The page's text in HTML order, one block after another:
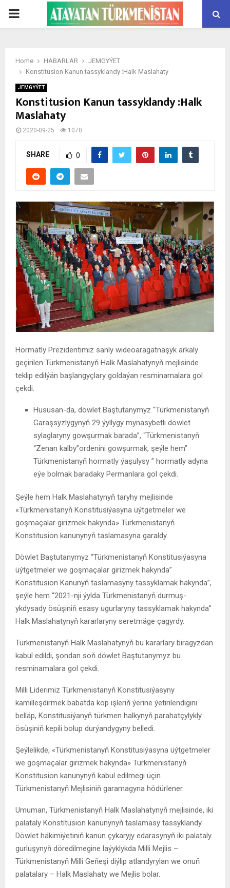
PRIMARY
Home HABARLAR
JEMGYÝET
Konstitusion Kanun tassyklandy :Halk Maslahaty
JEMGYÝET
Konstitusion Kanun tassyklandy :Halk
Maslahaty
2020-09-25 1070
SHARE 0
Hormatly Prezidentimiz sanly wideoaragatnaşyk arkaly
geçirilen Türkmenistanyň Halk Maslahatynyň mejlisinde
teklip edilýän başlangyçlary goldaýan resminamalara gol
çekdi.
Hususan-da, döwlet Baştutanymyz “Türkmenistanyň
Garaşsyzlygynyň 29 ýyllygy mynasybetli döwlet
sylaglaryny gowşurmak barada”, “Türkmenistanyň
“Zenan kalby”ordenini gowşurmak, şeýle hem”
Türkmenistanyň hormatly ýaşulysy ” hormatly adyna
eýe bolmak baradaky Permanlara gol çekdi.
Şeýle hem Halk Maslahatynyň taryhy mejlisinde
«Türkmenistanyň Konstitusiýasyna üýtgetmeler we
goşmaçalar girizmek hakynda» Türkmenistanyň
Konstitusion kanunynyň taslamasyna garaldy.
Döwlet Baştutanymyz “Türkmenistanyň Konstitusiýasyna
üýtgetmeler we goşmaçalar girizmek hakynda”
Konstitusion Kanunyň taslamasyny tassyklamak hakynda”,
şeýle hem “2021-nji ýylda Türkmenistanyň durmuş-
ykdysady ösüşiniň esasy ugurlaryny tassyklamak hakynda”
Halk Maslahatynyň kararlaryny seretmäge çagyrdy.
Türkmenistanyň Halk Maslahatynyň bu kararlary biragyzdan
kabul edildi, şondan soň döwlet Baştutanymyz bu
resminamalara gol çekdi.
Milli Liderimiz Türkmenistanyň Konstitusiýasyny
kämilleşdirmek babatda köp işleriň ýerine ýetirilendigini
belläp, Konstitusiýanyň türkmen halkynyň parahatçylykly
ösüşiniň kepili bolup durýandygyny belledi.
Şeýlelikde, «Türkmenistanyň Konstitusiýasyna üýtgetmeler
we goşmaçalar girizmek hakynda» Türkmenistanyň
Konstitusion kanunynyň kabul edilmegi üçin
Türkmenistanyň Mejlisiniň garamagyna hödürlener.
Umuman, Türkmenistanyň Halk Maslahatynyň mejlisinde, iki
palataly Konstitusion kanunynyň taslamasy tassyklandy.
Döwlet häkimiýetiniň kanun çykaryjy edarasynyň iki palataly
gurluşynyň döredilmegine laýyklykda Milli Mejlis –
Türkmenistanyň Milli Geňeşi diýlip atlandyrylan we onuň
palatalary – Halk Maslahaty we Mejlis bolar.